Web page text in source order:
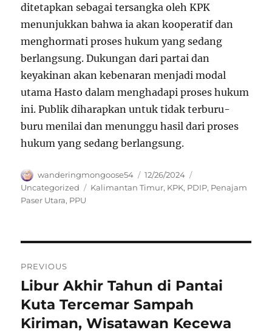
ditetapkan sebagai tersangka oleh KPK
menunjukkan bahwa ia akan kooperatif dan
menghormati proses hukum yang sedang
berlangsung. Dukungan dari partai dan
keyakinan akan kebenaran menjadi modal
utama Hasto dalam menghadapi proses hukum
ini. Publik diharapkan untuk tidak terburu-
buru menilai dan menunggu hasil dari proses
hukum yang sedang berlangsung.
Author
wanderingmongoose54
Posted
on
12/26/2024
Uncategorized
Tags
Kalimantan Timur, KPK, PDIP, Penajam
Paser Utara, PPU
pos
PREVIOUS
Previous
post:
Libur Akhir Tahun di Pantai
Kuta Tercemar Sampah
Kiriman, Wisatawan Kecewa